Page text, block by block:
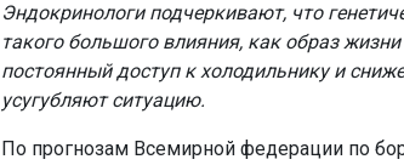
Эндокринологи подчеркивают, что
такого большого влияния, как образ
постоянный доступ к холодильнику и
усугубляют ситуацию.
По прогнозам Всемирной федерации по